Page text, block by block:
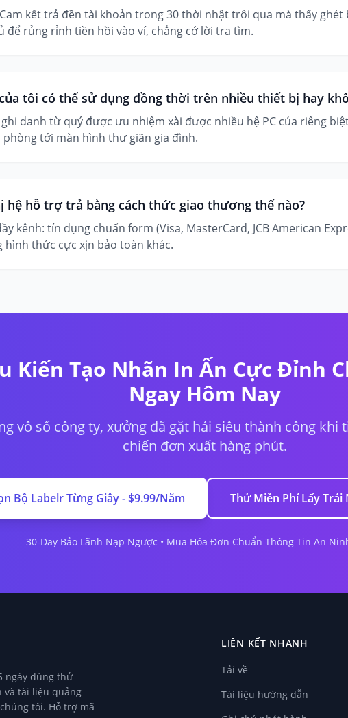
kết trả đền tài khoản trong 30 thời nhật trôi qua mà thấy ghét
để rủng rỉnh tiền hồi vào ví, chẳng cớ lời tra tìm.
tôi có thể sử dụng đồng thời trên nhiều thiết bị hay
ghi danh từ quý được ưu nhiệm xài được nhiều hệ PC của riêng
phòng tới màn hình thư giãn gia đình.
hệ hỗ trợ trả bằng cách thức giao thương thế nào?
kênh: tín dụng chuẩn form (Visa, MasterCard, JCB American
hình thức cực xịn bảo toàn khác.
Kiến Tạo Nhãn In Ấn Cực Đỉnh
Ngay Hôm Nay
vô số công ty, xưởng đã gặt hái siêu thành công khi
chiến đơn xuất hàng phút.
Bộ Labelr Từng Giây - $9.99/Năm Thử Miễn Phí Lấy
30-Day Bảo Lãnh Nạp Ngược • Mua Hóa Đơn Chuẩn Thông Tin An
ngày dùng thử
và tài liệu quảng
tôi. Hỗ trợ mã
LIÊN KẾT NHANH
Tải về
Tài liệu hướng dẫn